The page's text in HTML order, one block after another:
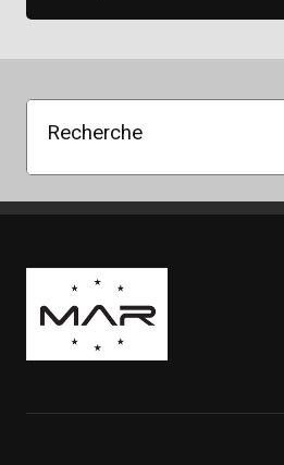
Recherche
Boutique Mags à Rabais